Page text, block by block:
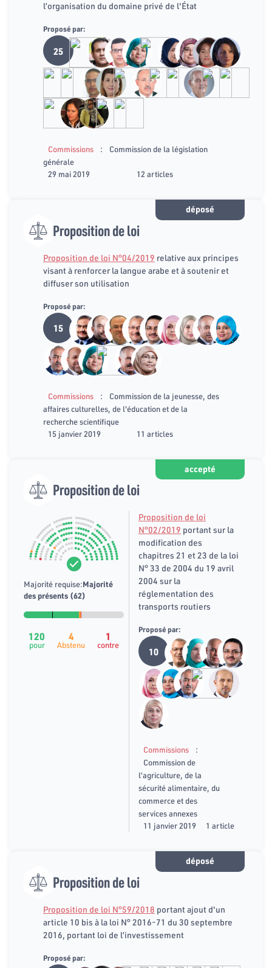
l’organisation du domaine privé de l'État
Proposé par:
25
Commissions :
Commission de la législation
générale
29 mai 2019
12 articles
déposé
Proposition de loi
Proposition de loi N°04/2019 relative aux principes
visant à renforcer la langue arabe et à soutenir et
diffuser son utilisation
Proposé par:
15
Commissions :
Commission de la jeunesse, des
affaires culturelles, de l'éducation et de la
recherche scientifique
15 janvier 2019
11 articles
accepté
Proposition de loi
Majorité requise:Majorité
des présents (62)
120
pour
4
Abstenu
1
contre
Proposition de loi
N°02/2019 portant sur la
modification des
chapitres 21 et 23 de la loi
N° 33 de 2004 du 19 avril
2004 sur la
réglementation des
transports routiers
Proposé par:
10
Commissions :
Commission de
l’agriculture, de la
sécurité alimentaire, du
commerce et des
services annexes
11 janvier 2019
1 article
déposé
Proposition de loi
Proposition de loi N°59/2018 portant ajout d'un
article 10 bis à la loi N° 2016-71 du 30 septembre
2016, portant loi de l’investissement
Proposé par: